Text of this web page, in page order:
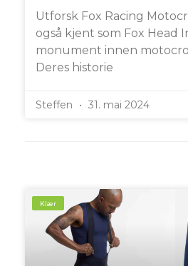
Utforsk Fox Racing
også kjent som Fox Head
monument innen
Deres historie
Steffen 31. mai 2024
Klær